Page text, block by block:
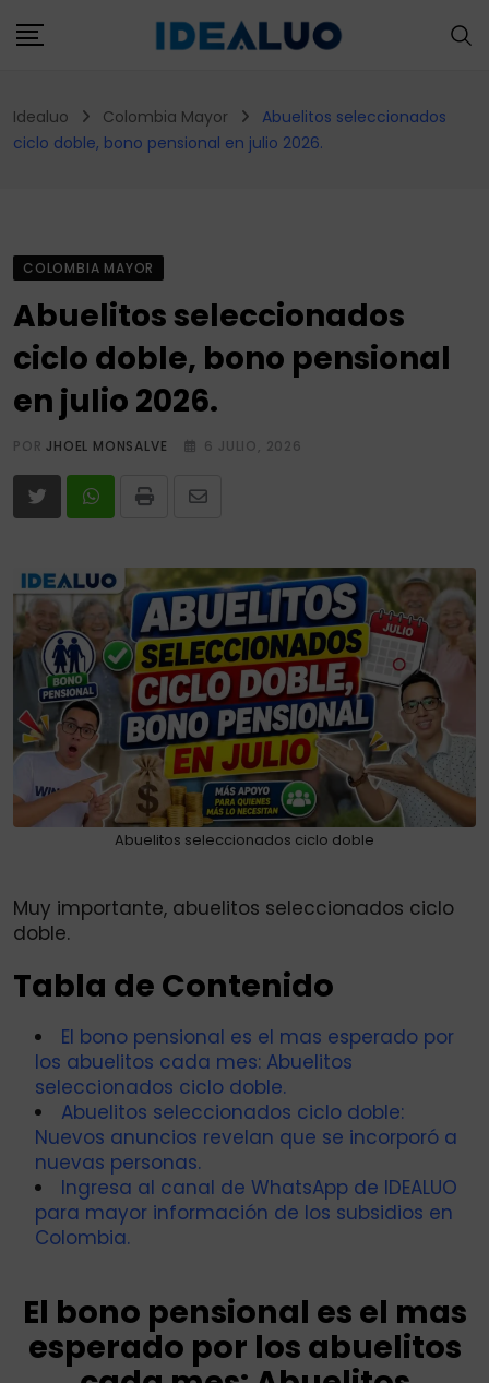
to
Idealuo Colombia Mayor
Abuelitos seleccionados
ciclo doble, bono pensional en julio 2026.
COLOMBIA MAYOR
Abuelitos seleccionados
ciclo doble, bono pensional
en julio 2026.
PORJHOEL MONSALVE 6 JULIO, 2026
Print
Share
Abuelitos seleccionados ciclo doble
Muy importante, abuelitos seleccionados ciclo
doble.
Tabla de Contenido
El bono pensional es el mas esperado por
los abuelitos cada mes: Abuelitos
seleccionados ciclo doble.
Abuelitos seleccionados ciclo doble:
Nuevos anuncios revelan que se incorporó a
nuevas personas.
Ingresa al canal de WhatsApp de IDEALUO
para mayor información de los subsidios en
Colombia.
El bono pensional es el mas
esperado por los abuelitos